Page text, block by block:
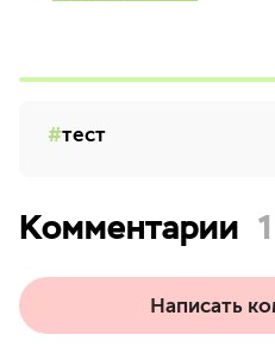
тест
Комментарии 1
Написать